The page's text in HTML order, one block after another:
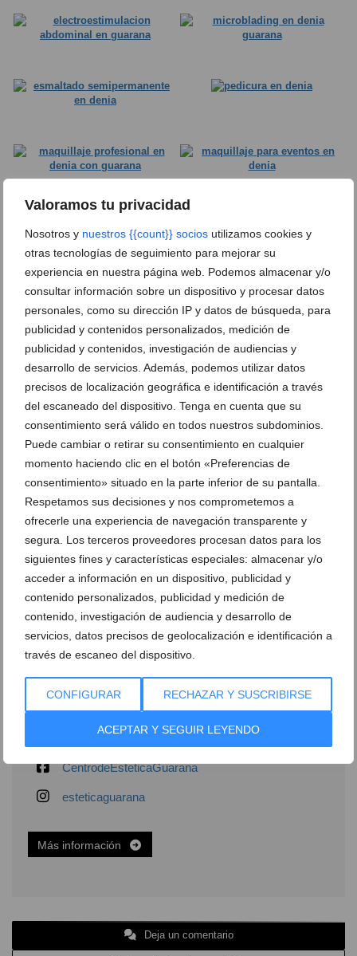
Valoramos tu privacidad
Nosotros y nuestros {{count}} socios utilizamos cookies y
otras tecnologías de seguimiento para mejorar su
experiencia en nuestra página web. Podemos almacenar y/o
consultar información sobre un dispositivo y procesar datos
personales, como su dirección IP y datos de búsqueda, para
publicidad y contenidos personalizados, medición de
publicidad y contenidos, investigación de audiencias y
desarrollo de servicios. Además, podemos utilizar datos
precisos de localización geográfica e identificación a través
del escaneado del dispositivo. Tenga en cuenta que su
consentimiento será válido en todos nuestros subdominios.
Puede cambiar o retirar su consentimiento en cualquier
momento haciendo clic en el botón «Preferencias de
consentimiento» situado en la parte inferior de su pantalla.
Respetamos sus decisiones y nos comprometemos a
ofrecerle una experiencia de navegación transparente y
segura. Los terceros proveedores procesan datos para los
siguientes fines y características especiales: almacenar y/o
acceder a información en un dispositivo, publicidad y
contenido personalizados, publicidad y medición de
contenido, investigación de audiencia y desarrollo de
servicios, datos precisos de geolocalización e identificación a
través de escaneo del dispositivo.
CONFIGURAR RECHAZAR Y SUSCRIBIRSE
ACEPTAR Y SEGUIR LEYENDO
diseñado para que te sientas especial y disfrutes de
una experiencia personalizada. Con sutratamiento de
depilación láser de diodo, no solo obtendrás una piel
suave y libre de vello, sino también la confianza de
saber que estarás lista para lucirla en cualquier
ocasión.
Ponte en manos de sus profesionales y descubre cómo
pueden ayudarte a sentirte y verte increíble, con una
piel impecable y sin preocupaciones.¡Este es el
momento perfecto para cuidarte!
Contacta con Centro de estética
Guaraná
Avenida del Marquesado, 3 (Dénia)
Maps
965785293
esteticaguarana.com
CentrodeEsteticaGuarana
esteticaguarana
Más información
Deja un comentario